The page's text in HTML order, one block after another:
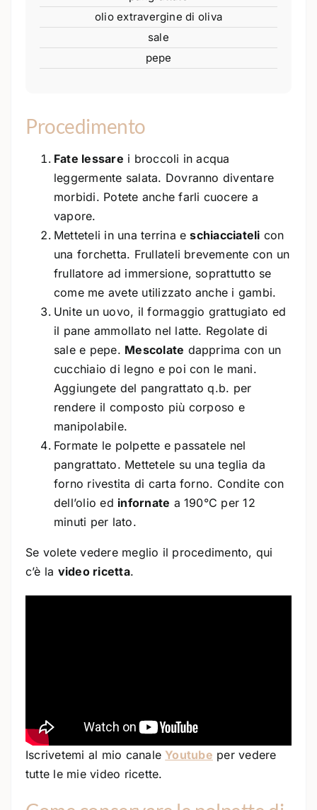
olio extravergine di oliva
sale
pepe
Procedimento
Fate lessare i broccoli in acqua
leggermente salata. Dovranno diventare
morbidi. Potete anche farli cuocere a
vapore.
Metteteli in una terrina eschiacciateli con
una forchetta. Frullateli brevemente con un
frullatore ad immersione, soprattutto se
come me avete utilizzato anche i gambi.
Unite un uovo, il formaggio grattugiato ed
il pane ammollato nel latte. Regolate di
sale e pepe. Mescolate dapprima con un
cucchiaio di legno e poi con le mani.
Aggiungete del pangrattato q.b. per
rendere il composto più corposo e
manipolabile.
Formate le polpette e passatele nel
pangrattato. Mettetele su una teglia da
forno rivestita di carta forno. Condite con
dell’olio ed infornate a 190°C per 12
minuti per lato.
Se volete vedere meglio il procedimento, qui
c’è la video ricetta.
Iscrivetemi al mio canaleYoutube per vedere
tutte le mie video ricette.